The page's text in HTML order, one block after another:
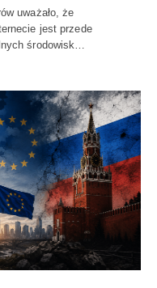
uważało, że
jest przede
środowisk…